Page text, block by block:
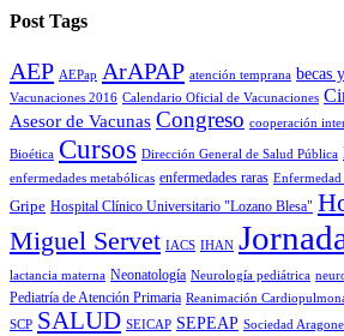
Post Tags
AEP AEPap ArAPAP atención temprana becas
Vacunaciones 2016 Calendario Oficial de Vacunaciones
Asesor de Vacunas Congreso cooperación
Bioética Cursos Dirección General de Salud Pública
enfermedades metabólicas enfermedades raras
Gripe Hospital Clínico Universitario "Lozano Blesa"
Miguel Servet IACS IHAN
lactancia materna Neonatología Neurología pediátrica
Pediatría de Atención Primaria Reanimación
SCP SALUD SEICAP SEPEAP Sociedad